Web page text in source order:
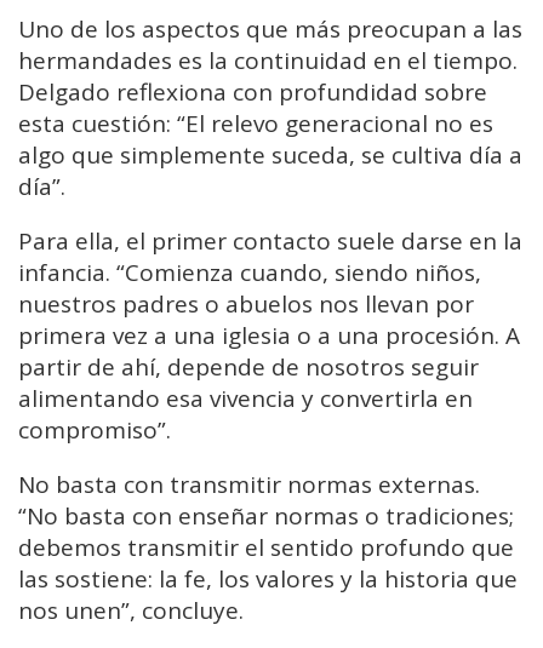
Uno de los aspectos que más preocupan a las
hermandades es la continuidad en el tiempo.
Delgado reflexiona con profundidad sobre
esta cuestión: “El relevo generacional no es
algo que simplemente suceda, se cultiva día a
día”.
Para ella, el primer contacto suele darse en la
infancia. “Comienza cuando, siendo niños,
nuestros padres o abuelos nos llevan por
primera vez a una iglesia o a una procesión. A
partir de ahí, depende de nosotros seguir
alimentando esa vivencia y convertirla en
compromiso”.
No basta con transmitir normas externas.
“No basta con enseñar normas o tradiciones;
debemos transmitir el sentido profundo que
las sostiene: la fe, los valores y la historia que
nos unen”, concluye.